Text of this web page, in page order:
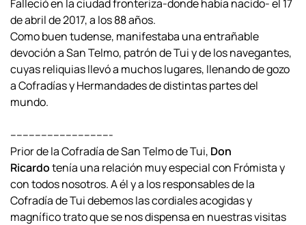
Falleció en la ciudad fronteriza-donde había nacido- el 17
de abril de 2017, a los 88 años.
Como buen tudense, manifestaba una entrañable
devoción a San Telmo, patrón de Tui y de los navegantes,
cuyas reliquias llevó a muchos lugares, llenando de gozo
a Cofradías y Hermandades de distintas partes del
mundo.
---------------------------------
Prior de la Cofradía de San Telmo de Tui, Don
Ricardotenía una relación muy especial con Frómista y
con todos nosotros. A él y a los responsables de la
Cofradía de Tui debemos las cordiales acogidas y
magnífico trato que se nos dispensa en nuestras visitas